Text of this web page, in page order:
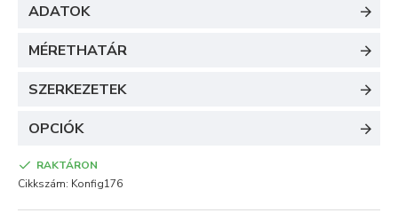
ADATOK
MÉRETHATÁR
SZERKEZETEK
OPCIÓK
RAKTÁRON
Cikkszám: Konfig176